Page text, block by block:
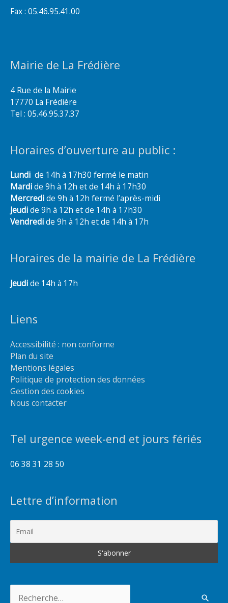
Fax : 05.46.95.41.00
Mairie de La Frédière
4 Rue de la Mairie
17770 La Frédière
Tel : 05.46.95.37.37
Horaires d’ouverture au public :
Lundi de 14h à 17h30 fermé le matin
Mardide 9h à 12h et de 14h à 17h30
Mercredide 9h à 12h fermé l’après-midi
Jeudide 9h à 12h et de 14h à 17h30
Vendredide 9h à 12h et de 14h à 17h
Horaires de la mairie de La Frédière
Jeudide 14h à 17h
Liens
Accessibilité : non conforme
Plan du site
Mentions légales
Politique de protection des données
Gestion des cookies
Nous contacter
Tel urgence week-end et jours fériés
06 38 31 28 50
Lettre d’information